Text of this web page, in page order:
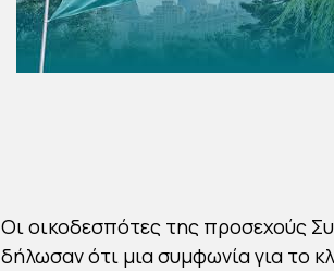
Οι οικοδεσπότες της προσεχούς
δήλωσαν ότι μια συμφωνία για το